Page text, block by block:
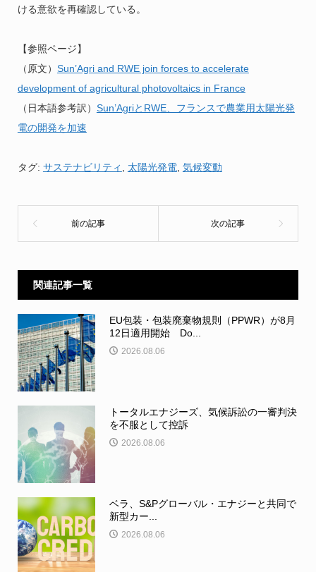
ける意欲を再確認している。
【参照ページ】
（原文） Sun’Agri and RWE join forces to accelerate
development of agricultural photovoltaics in France
（日本語参考訳） Sun’AgriとRWE、フランスで農業用太陽光発
電の開発を加速
タグ: サステナビリティ , 太陽光発電, 気候変動
関連記事一覧
EU包装・包装廃棄物規則（PPWR）が8月
12日適用開始 Do...
2026.08.06
トータルエナジーズ、気候訴訟の一審判決
を不服として控訴
2026.08.06
ベラ、S&Pグローバル・エナジーと共同で
新型カー...
2026.08.06